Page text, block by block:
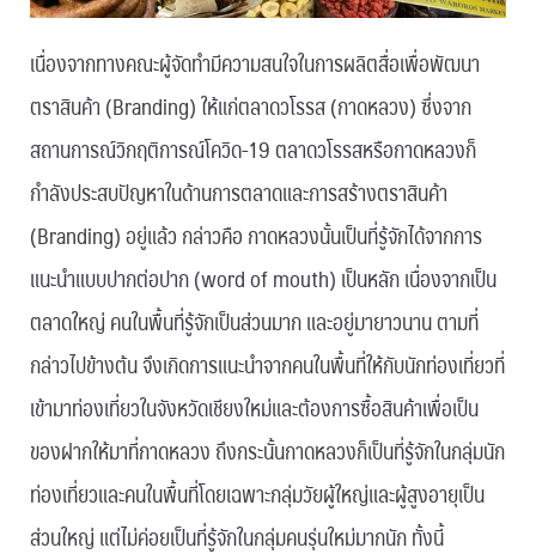
เนื่องจากทางคณะผู้จัดทำมีความสนใจในการผลิตสื่อเพื่อพัฒนา
ตราสินค้า (Branding) ให้แก่ตลาดวโรรส (กาดหลวง) ซึ่งจาก
สถานการณ์วิกฤติการณ์โควิด-19 ตลาดวโรรสหรือกาดหลวงก็
กำลังประสบปัญหาในด้านการตลาดและการสร้างตราสินค้า
(Branding) อยู่แล้ว กล่าวคือ กาดหลวงนั้นเป็นที่รู้จักได้จากการ
แนะนำแบบปากต่อปาก (word of mouth) เป็นหลัก เนื่องจากเป็น
ตลาดใหญ่ คนในพื้นที่รู้จักเป็นส่วนมาก และอยู่มายาวนาน ตามที่
กล่าวไปข้างต้น จึงเกิดการแนะนำจากคนในพื้นที่ให้กับนักท่องเที่ยวที่
เข้ามาท่องเที่ยวในจังหวัดเชียงใหม่และต้องการซื้อสินค้าเพื่อเป็น
ของฝากให้มาที่กาดหลวง ถึงกระนั้นกาดหลวงก็เป็นที่รู้จักในกลุ่มนัก
ท่องเที่ยวและคนในพื้นที่โดยเฉพาะกลุ่มวัยผู้ใหญ่และผู้สูงอายุเป็น
ส่วนใหญ่ แต่ไม่ค่อยเป็นที่รู้จักในกลุ่มคนรุ่นใหม่มากนัก ทั้งนี้